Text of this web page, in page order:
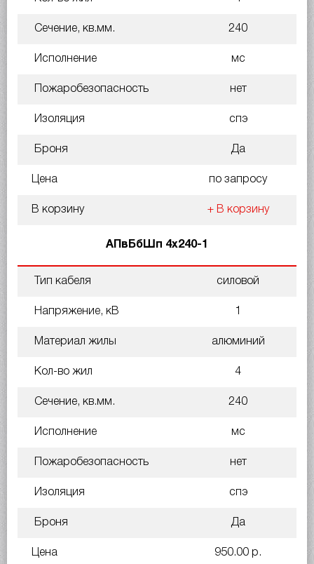
Сечение, кв.мм. 240
Исполнение мс
Пожаробезопасность нет
Изоляция спэ
Броня Да
Цена по запросу
В корзину + В корзину
АПвБбШп 4х240-1
Тип кабеля силовой
Напряжение, кВ
Материал жилы алюминий
Кол-во жил 4
Сечение, кв.мм. 240
Исполнение мс
Пожаробезопасность нет
Изоляция спэ
Броня Да
Цена 950.00 р.